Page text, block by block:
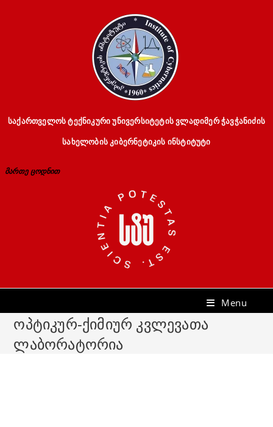
საქართველოს ტექნიკური უნივერსიტეტის ვლადიმერ ჭავჭანიძის
სახელობის კიბერნეტიკის ინსტიტუტი
მართე ცოდნით
Menu
ოპტიკურ-ქიმიურ კვლევათა
ლაბორატორია